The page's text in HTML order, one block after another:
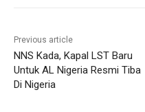
Previous article
NNS Kada, Kapal LST Baru
Untuk AL Nigeria Resmi Tiba
Di Nigeria